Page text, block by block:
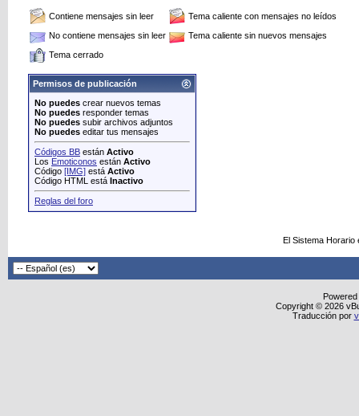
Contiene mensajes sin leer
Tema caliente con mensajes no leídos
No contiene mensajes sin leer
Tema caliente sin nuevos mensajes
Tema cerrado
Permisos de publicación
No puedes crear nuevos temas
No puedes responder temas
No puedes subir archivos adjuntos
No puedes editar tus mensajes
Códigos BB están Activo
Los Emoticonos están Activo
Código [IMG] está Activo
Código HTML está Inactivo
Reglas del foro
El Sistema
Copyright © 2026
Traducción por